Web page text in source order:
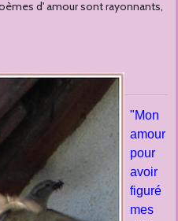
d' amour sont rayonnants,
"Mon
amour
pour
avoir
figuré
mes